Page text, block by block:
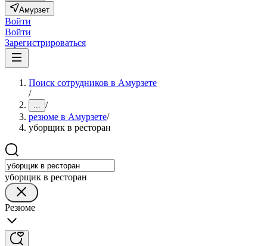
Амурзет
Войти
Войти
Зарегистрироваться
Поиск сотрудников в Амурзете
/
... /
резюме в Амурзете/
уборщик в ресторан
уборщик в ресторан
Резюме